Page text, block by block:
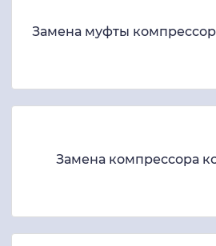
Замена муфты
Замена компрессора